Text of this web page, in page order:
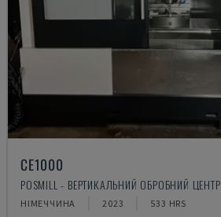
CE1000
POSMILL - ВЕРТИКАЛЬНИЙ ОБРОБНИЙ ЦЕНТР
НІМЕЧЧИНА 2023 533 HRS